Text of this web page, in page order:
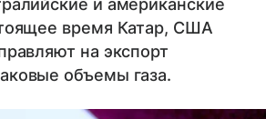
и американские
время Катар, США
на экспорт
объемы газа.